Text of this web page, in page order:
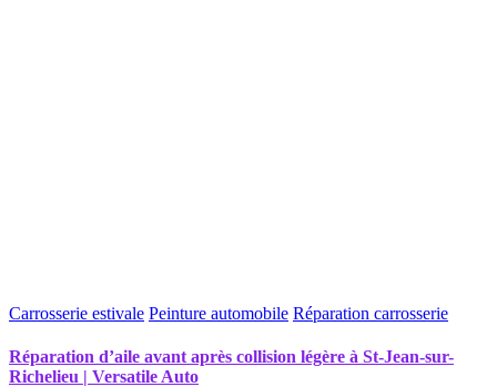
Carrosserie estivale Peinture automobile Réparation carrosserie
Réparation d’aile avant après collision légère à St-Jean-sur-
Richelieu | Versatile Auto